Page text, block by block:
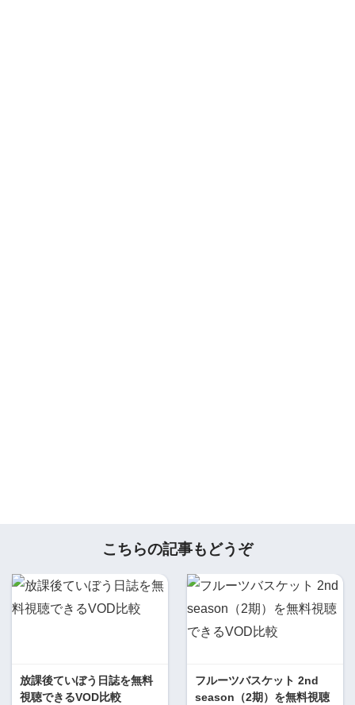
こちらの記事もどうぞ
放課後ていぼう日誌を無料
視聴できるVOD比較
フルーツバスケット 2nd
season（2期）を無料視聴